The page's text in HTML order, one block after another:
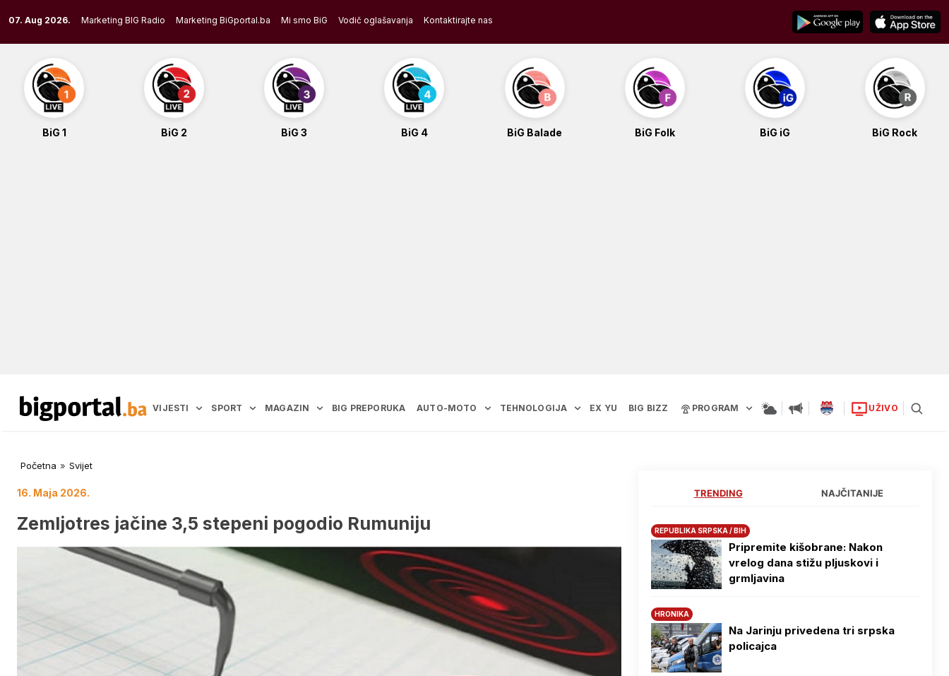
to
content
07. Aug 2026. Marketing BIG Radio Marketing BiGportal.ba Mi smo BiG Vodič oglašavanja Kontaktirajte nas
BiG 1 BiG 2 BiG 3 BiG 4 BiG Balade BiG Folk BiG iG BiG Rock
VIJESTI SPORT MAGAZIN BIG PREPORUKA AUTO-MOTO TEHNOLOGIJA EX YU BIG BIZZ PROGRAM UŽIVO
Početna » Svijet
16. Maja 2026.
Zemljotres jačine 3,5 stepeni pogodio Rumuniju
TRENDING NAJČITANIJE
REPUBLIKA SRPSKA / BIH
Pripremite kišobrane: Nakon
vrelog dana stižu pljuskovi i
grmljavina
HRONIKA
Na Јarinju privedena tri srpska
policajca